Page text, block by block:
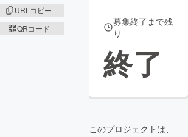
URLコピー
QRコード
募集終了まで残
り
終了
このプロジェクトは、